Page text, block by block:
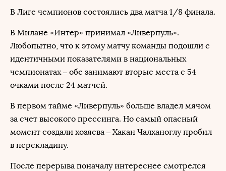
В Лиге чемпионов состоялись два матча 1/8 финала.
В Милане «Интер» принимал «Ливерпуль».
Любопытно, что к этому матчу команды подошли с
идентичными показателями в национальных
чемпионатах – обе занимают вторые места с 54
очками после 24 матчей.
В первом тайме «Ливерпуль» больше владел мячом
за счет высокого прессинга. Но самый опасный
момент создали хозяева – Хакан Чалханоглу пробил
в перекладину.
После перерыва поначалу интереснее смотрелся